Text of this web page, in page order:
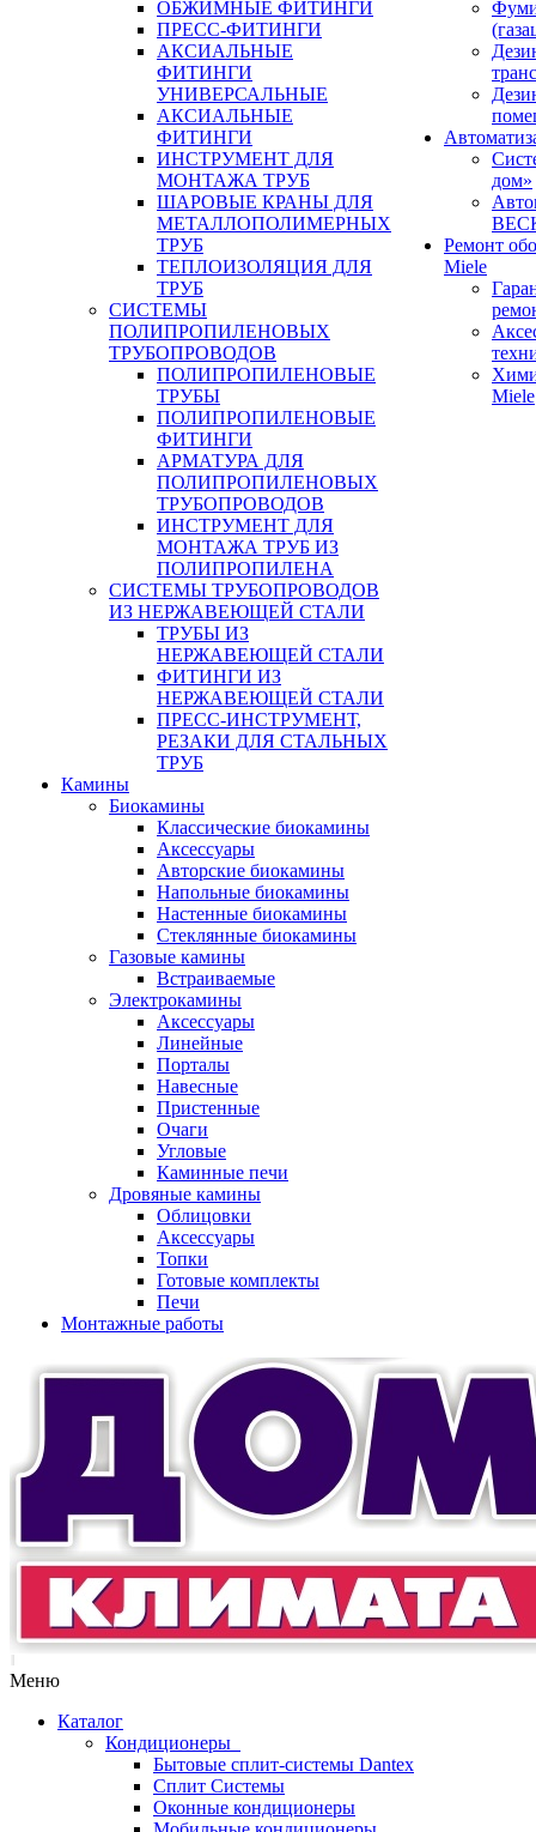
ОБЖИМНЫЕ ФИТИНГИ
ПРЕСС-ФИТИНГИ
АКСИАЛЬНЫЕ
ФИТИНГИ
УНИВЕРСАЛЬНЫЕ
АКСИАЛЬНЫЕ
ФИТИНГИ
ИНСТРУМЕНТ ДЛЯ
МОНТАЖА ТРУБ
ШАРОВЫЕ КРАНЫ ДЛЯ
МЕТАЛЛОПОЛИМЕРНЫХ
ТРУБ
ТЕПЛОИЗОЛЯЦИЯ ДЛЯ
ТРУБ
СИСТЕМЫ
ПОЛИПРОПИЛЕНОВЫХ
ТРУБОПРОВОДОВ
ПОЛИПРОПИЛЕНОВЫЕ
ТРУБЫ
ПОЛИПРОПИЛЕНОВЫЕ
ФИТИНГИ
АРМАТУРА ДЛЯ
ПОЛИПРОПИЛЕНОВЫХ
ТРУБОПРОВОДОВ
ИНСТРУМЕНТ ДЛЯ
МОНТАЖА ТРУБ ИЗ
ПОЛИПРОПИЛЕНА
СИСТЕМЫ ТРУБОПРОВОДОВ
ИЗ НЕРЖАВЕЮЩЕЙ СТАЛИ
ТРУБЫ ИЗ
НЕРЖАВЕЮЩЕЙ СТАЛИ
ФИТИНГИ ИЗ
НЕРЖАВЕЮЩЕЙ СТАЛИ
ПРЕСС-ИНСТРУМЕНТ,
РЕЗАКИ ДЛЯ СТАЛЬНЫХ
ТРУБ
Камины
Биокамины
Классические биокамины
Аксессуары
Авторские биокамины
Напольные биокамины
Настенные биокамины
Стеклянные биокамины
Газовые камины
Встраиваемые
Электрокамины
Аксессуары
Линейные
Порталы
Навесные
Пристенные
Очаги
Угловые
Каминные печи
Дровяные камины
Облицовки
Аксессуары
Топки
Готовые комплекты
Печи
Монтажные работы
дом»
Ремонт
Miele
Miele
Меню
Каталог
Кондиционеры
Бытовые сплит-системы Dantex
Сплит Системы
Оконные кондиционеры